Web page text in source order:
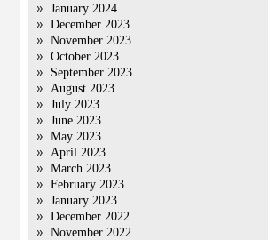
January 2024
December 2023
November 2023
October 2023
September 2023
August 2023
July 2023
June 2023
May 2023
April 2023
March 2023
February 2023
January 2023
December 2022
November 2022